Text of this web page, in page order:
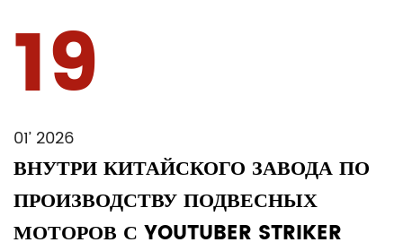
19
01’ 2026
ВНУТРИ КИТАЙСКОГО ЗАВОДА ПО
ПРОИЗВОДСТВУ ПОДВЕСНЫХ
МОТОРОВ С YOUTUBER STRIKER